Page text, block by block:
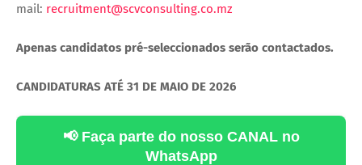
mail: recruitment@scvconsulting.co.mz
Apenas candidatos pré-seleccionados serão contactados.
CANDIDATURAS ATÉ 31 DE MAIO DE 2026
📢 Faça parte do nosso CANAL no
WhatsApp